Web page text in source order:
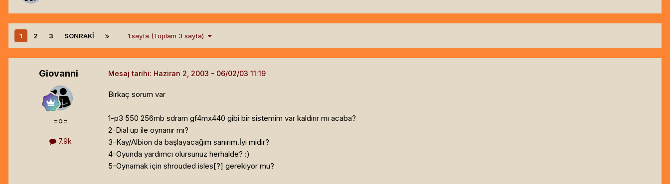
1 2 3 SONRAKI 1.sayfa (Toplam 3 sayfa)
Giovanni
=o=
7.9k
Mesaj tarihi: Haziran 2, 2003
Birkaç sorum var
1-p3 550 256mb sdram gf4mx440 gibi bir sistemim var kaldırır mı acaba?
2-Dial up ile oynanır mı?
3-Kay/Albion da başlayacağım sanırım.İyi midir?
4-Oyunda yardımcı olursunuz herhalde? :)
5-Oynamak için shrouded isles[?] gerekiyor mu?